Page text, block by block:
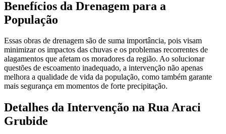
Benefícios da Drenagem para a
População
Essas obras de drenagem são de suma importância, pois visam
minimizar os impactos das chuvas e os problemas recorrentes de
alagamentos que afetam os moradores da região. Ao solucionar
questões de escoamento inadequado, a intervenção não apenas
melhora a qualidade de vida da população, como também garante
mais segurança em momentos de forte precipitação.
Detalhes da Intervenção na Rua Araci
Grubide